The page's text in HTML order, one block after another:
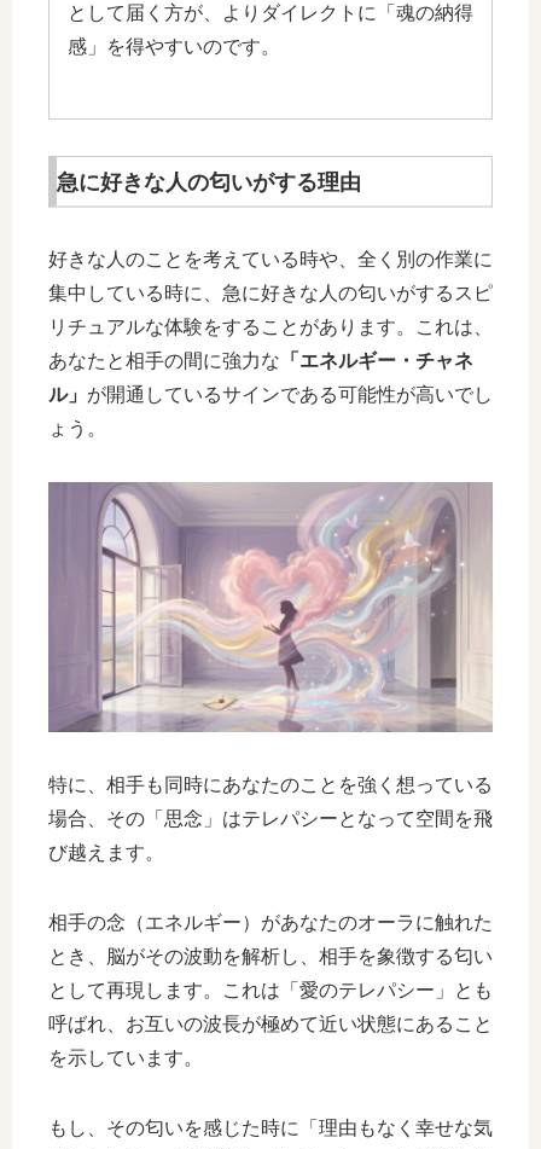
として届く方が、よりダイレクトに「魂の納得
感」を得やすいのです。
急に好きな人の匂いがする理由
好きな人のことを考えている時や、全く別の作業に
集中している時に、急に好きな人の匂いがするスピ
リチュアルな体験をすることがあります。これは、
あなたと相手の間に強力な 「エネルギー・チャネ
ル」 が開通しているサインである可能性が高いでし
ょう。
特に、相手も同時にあなたのことを強く想っている
場合、その「思念」はテレパシーとなって空間を飛
び越えます。
相手の念（エネルギー）があなたのオーラに触れた
とき、脳がその波動を解析し、相手を象徴する匂い
として再現します。これは「愛のテレパシー」とも
呼ばれ、お互いの波長が極めて近い状態にあること
を示しています。
もし、その匂いを感じた時に「理由もなく幸せな気